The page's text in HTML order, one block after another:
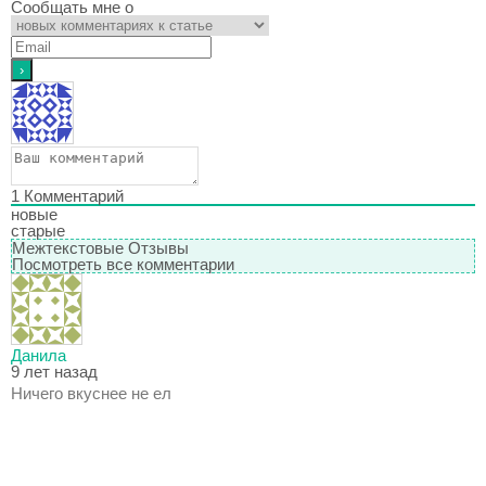
Сообщать мне о
1 Комментарий
новые
старые
Межтекстовые Отзывы
Посмотреть все комментарии
Данила
9 лет назад
Ничего вкуснее не ел